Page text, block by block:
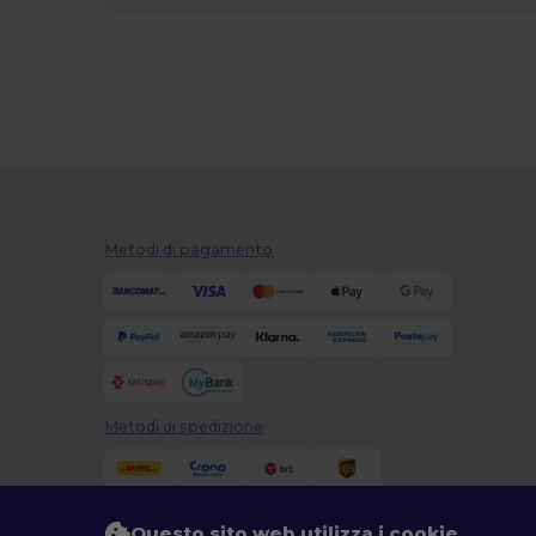
Metodi di pagamento
Metodi di spedizione